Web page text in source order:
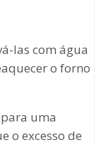
las com água
o forno
uma
o excesso de